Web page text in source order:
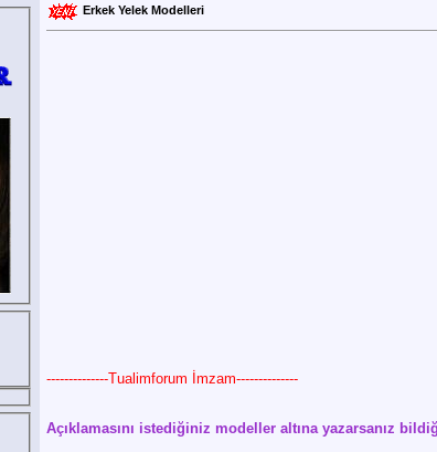
Erkek Yelek Modelleri
--------------Tualimforum İmzam--------------
Açıklamasını istediğiniz modeller altına yazarsanız